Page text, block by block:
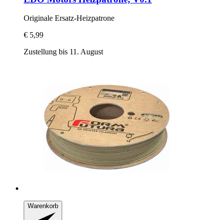
Originale Ersatz-​Heizpatrone
€ 5,99
Zustellung bis 11. August
Warenkorb